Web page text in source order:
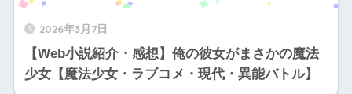
2026年3月7日
【Web小説紹介・感想】俺の彼女がまさかの魔法
少女【魔法少女・ラブコメ・現代・異能バトル】